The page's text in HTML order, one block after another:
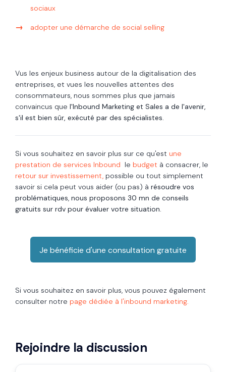
sociaux
adopter une démarche de social selling
Vus les enjeux business autour de la digitalisation des
entreprises, et vues les nouvelles attentes des
consommateurs, nous sommes plus que jamais
convaincus que l'Inbound Marketing et Sales a de l'avenir,
s'il est bien sûr, exécuté par des spécialistes.
Si vous souhaitez en savoir plus sur ce qu'est une
prestation de services Inbound le budget à consacrer, le
retour sur investissement, possible ou tout simplement
savoir si cela peut vous aider (ou pas) à résoudre vos
problématiques nous proposons 30 mn de conseils
gratuits sur rdv pour évaluer votre situation.
Je bénéficie d'une consultation gratuite
Si vous souhaitez en savoir plus, vous pouvez également
consulter notre page dédiée à l'inbound marketing.
Rejoindre la discussion